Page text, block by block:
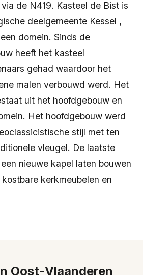
de N419. Kasteel de Bist is
deelgemeente Kessel ,
domein. Sinds de
heeft het kasteel
gehad waardoor het
malen verbouwd werd. Het
uit het hoofdgebouw en
Het hoofdgebouw werd
stijl met ten
vleugel. De laatste
nieuwe kapel laten bouwen
kerkmeubelen en
Oost-Vlaanderen